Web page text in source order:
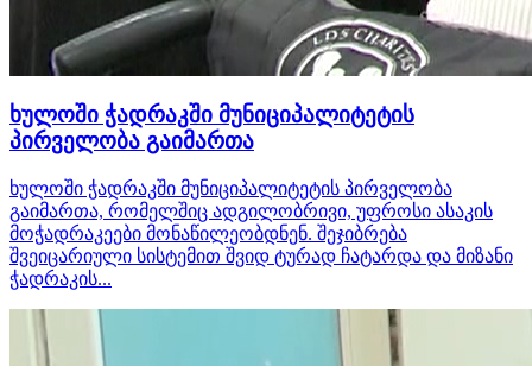
ხულოში ჭადრაკში მუნიციპალიტეტის
პირველობა გაიმართა
ხულოში ჭადრაკში მუნიციპალიტეტის პირველობა
გაიმართა, რომელშიც ადგილობრივი, უფროსი ასაკის
მოჭადრაკეები მონაწილეობდნენ. შეჯიბრება
შვეიცარიული სისტემით შვიდ ტურად ჩატარდა და მიზანი
ჭადრაკის...